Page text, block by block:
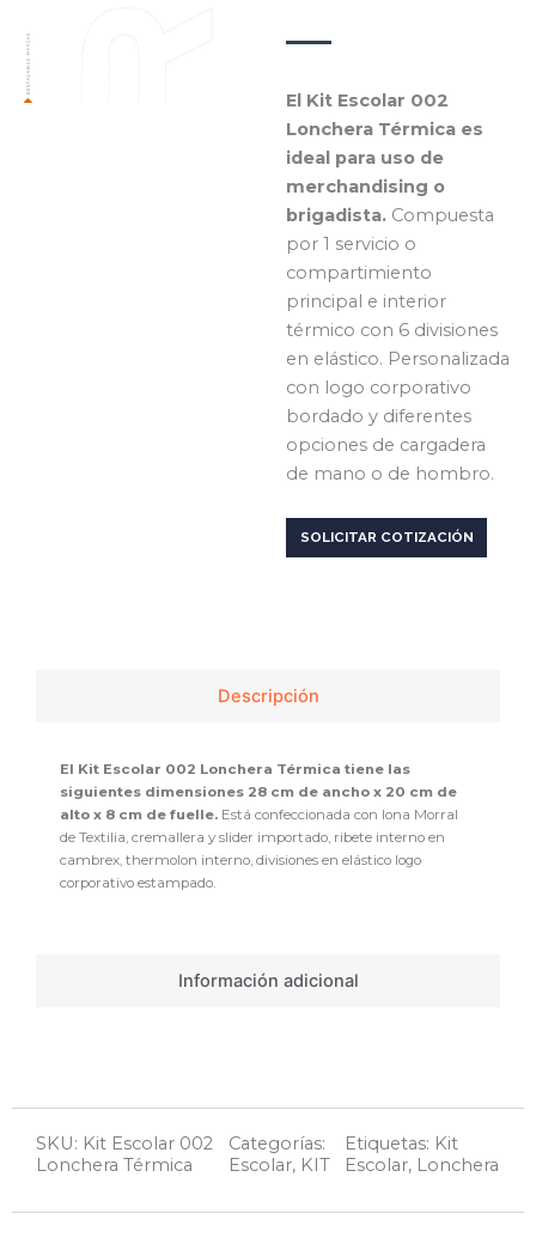
El Kit Escolar 002
Lonchera Térmica es
ideal para uso de
merchandising o
brigadista. Compuesta
por 1 servicio o
compartimiento
principal e interior
térmico con 6 divisiones
en elástico. Personalizada
con logo corporativo
bordado y diferentes
opciones de cargadera
de mano o de hombro.
SOLICITAR COTIZACIÓN
Descripción
Información adicional
El Kit Escolar 002 Lonchera Térmica tiene las
siguientes dimensiones 28 cm de ancho x 20 cm de
alto x 8 cm de fuelle. Está confeccionada con lona Morral
de Textilia, cremallera y slider importado, ribete interno en
cambrex, thermolon interno, divisiones en elástico logo
corporativo estampado.
SKU: Kit Escolar 002
Lonchera Térmica
Categorías:
Escolar, KIT
Etiquetas: Kit
Escolar, Lonchera